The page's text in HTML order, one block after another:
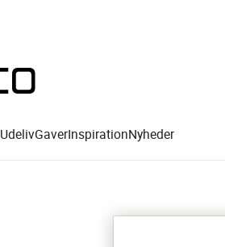
UdelivGaverInspirationNyheder